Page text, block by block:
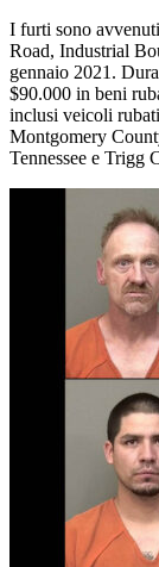
I furti sono
Road, Industrial
gennaio 2021.
$90.000 in beni
inclusi veicoli
Montgomery
Tennessee e Trigg